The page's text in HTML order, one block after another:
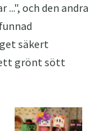
och den andra
säkert
grönt sött